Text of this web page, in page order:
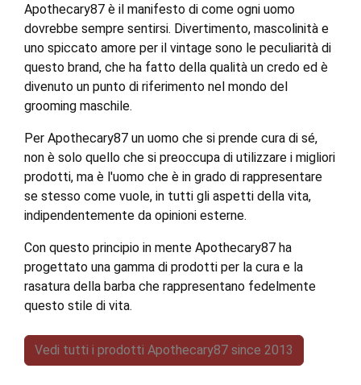
Apothecary87 è il manifesto di come ogni uomo
dovrebbe sempre sentirsi. Divertimento, mascolinità e
uno spiccato amore per il vintage sono le peculiarità di
questo brand, che ha fatto della qualità un credo ed è
divenuto un punto di riferimento nel mondo del
grooming maschile.
Per Apothecary87 un uomo che si prende cura di sé,
non è solo quello che si preoccupa di utilizzare i migliori
prodotti, ma è l'uomo che è in grado di rappresentare
se stesso come vuole, in tutti gli aspetti della vita,
indipendentemente da opinioni esterne.
Con questo principio in mente Apothecary87 ha
progettato una gamma di prodotti per la cura e la
rasatura della barba che rappresentano fedelmente
questo stile di vita.
Vedi tutti i prodotti Apothecary87 since 2013